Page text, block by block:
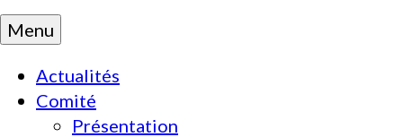
Menu
Actualités
Comité
Présentation